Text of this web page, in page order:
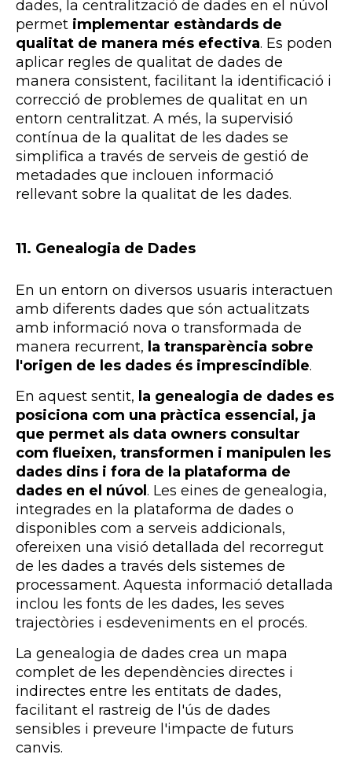
dades, la centralització de dades en el núvol
permet implementar estàndards de
qualitat de manera més efectiva. Es poden
aplicar regles de qualitat de dades de
manera consistent, facilitant la identificació i
correcció de problemes de qualitat en un
entorn centralitzat. A més, la supervisió
contínua de la qualitat de les dades se
simplifica a través de serveis de gestió de
metadades que inclouen informació
rellevant sobre la qualitat de les dades.
11. Genealogia de Dades
En un entorn on diversos usuaris interactuen
amb diferents dades que són actualitzats
amb informació nova o transformada de
manera recurrent, la transparència sobre
l'origen de les dades és imprescindible.
En aquest sentit, la genealogia de dades es
posiciona com una pràctica essencial, ja
que permet als data owners consultar
com flueixen, transformen i manipulen les
dades dins i fora de la plataforma de
dades en el núvol . Les eines de genealogia,
integrades en la plataforma de dades o
disponibles com a serveis addicionals,
ofereixen una visió detallada del recorregut
de les dades a través dels sistemes de
processament. Aquesta informació detallada
inclou les fonts de les dades, les seves
trajectòries i esdeveniments en el procés.
La genealogia de dades crea un mapa
complet de les dependències directes i
indirectes entre les entitats de dades,
facilitant el rastreig de l'ús de dades
sensibles i preveure l'impacte de futurs
canvis.